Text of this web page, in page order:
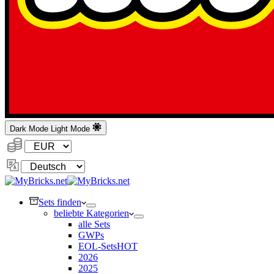
Dark Mode Light Mode
Währung:
Sprache
ändern
Sets finden
beliebte Kategorien
alle Sets
GWPs
EOL-SetsHOT
2026
2025